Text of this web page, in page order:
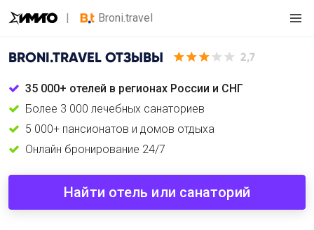
Broni.travel
BRONI.TRAVEL ОТЗЫВЫ 2,7
35 000+ отелей в регионах России и СНГ
Более 3 000 лечебных санаториев
5 000+ пансионатов и домов отдыха
Онлайн бронирование 24/7
Найти отель или санаторий